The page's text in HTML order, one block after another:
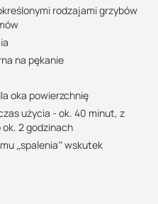
rodzajami grzybów
na pękanie
oka powierzchnię
użycia - ok. 40 minut, z
2 godzinach
„spalenia” wskutek